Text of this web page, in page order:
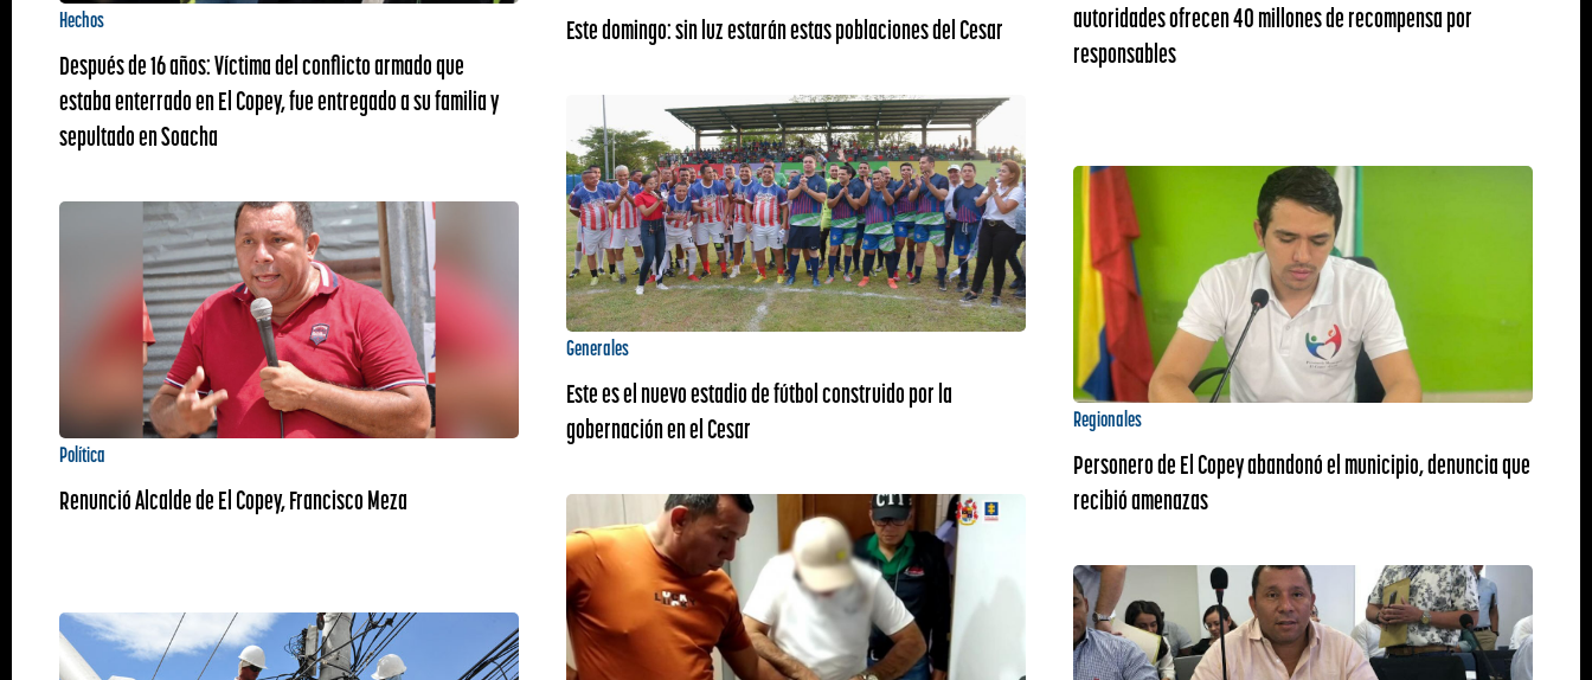
autoridades ofrecen 40 millones de recompensa por
responsables
Hechos
Después de 16 años: Víctima del conflicto armado que
estaba enterrado en El Copey, fue entregado a su familia y
sepultado en Soacha
Este domingo: sin luz estarán estas poblaciones del Cesar
Política
Renunció Alcalde de El Copey, Francisco Meza
Generales
Este es el nuevo estadio de fútbol construido por la
gobernación en el Cesar
Regionales
Personero de El Copey abandonó el municipio, denuncia que
recibió amenazas